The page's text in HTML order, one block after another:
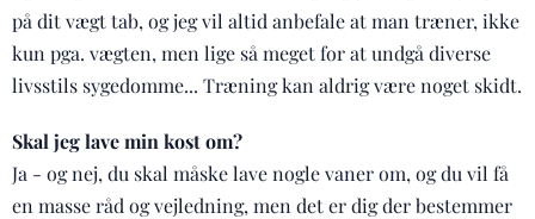
på dit vægt tab, og jeg vil altid anbefale at man træner, ikke
kun pga. vægten, men lige så meget for at undgå diverse
livsstils sygedomme... Træning kan aldrig være noget skidt.
Skal jeg lave min kost om?
Ja - og nej, du skal måske lave nogle vaner om, og du vil få
en masse råd og vejledning, men det er dig der bestemmer